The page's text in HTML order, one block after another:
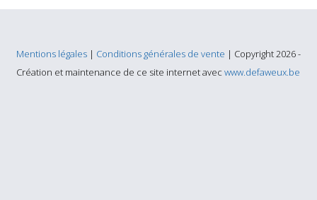
Mentions légales | Conditions générales de vente | Copyright 2026 -
Création et maintenance de ce site internet avecwww.defaweux.be